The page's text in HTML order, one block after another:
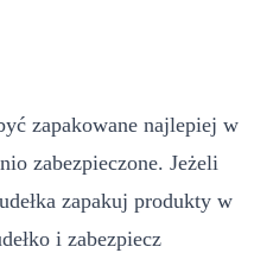
zapakowane najlepiej w
zabezpieczone. Jeżeli
zapakuj produkty w
i zabezpiecz